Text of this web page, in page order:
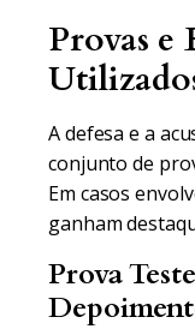
Provas e
A defesa e a
conjunto de
Em casos
ganham
Prova